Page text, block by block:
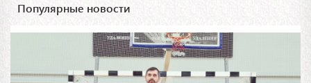
Популярные новости